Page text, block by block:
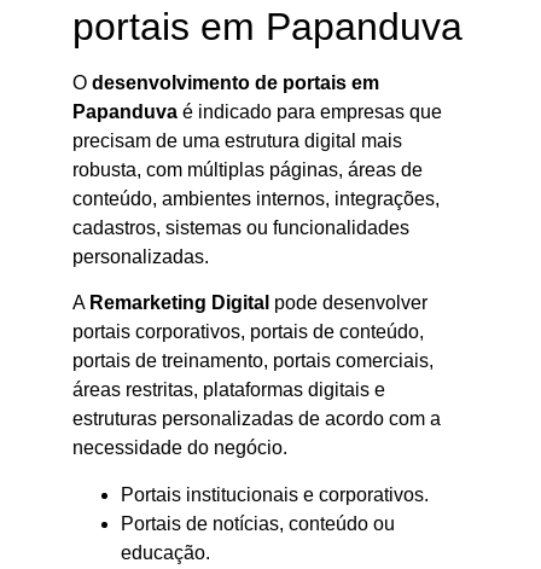
portais em Papanduva
O desenvolvimento de portais em
Papanduva é indicado para empresas que
precisam de uma estrutura digital mais
robusta, com múltiplas páginas, áreas de
conteúdo, ambientes internos, integrações,
cadastros, sistemas ou funcionalidades
personalizadas.
A Remarketing Digital pode desenvolver
portais corporativos, portais de conteúdo,
portais de treinamento, portais comerciais,
áreas restritas, plataformas digitais e
estruturas personalizadas de acordo com a
necessidade do negócio.
Portais institucionais e corporativos.
Portais de notícias, conteúdo ou
educação.